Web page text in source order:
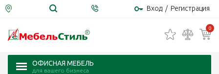
Вход / Регистрация
0
ОФИСНАЯ МЕБЕЛЬ
для вашего бизнеса